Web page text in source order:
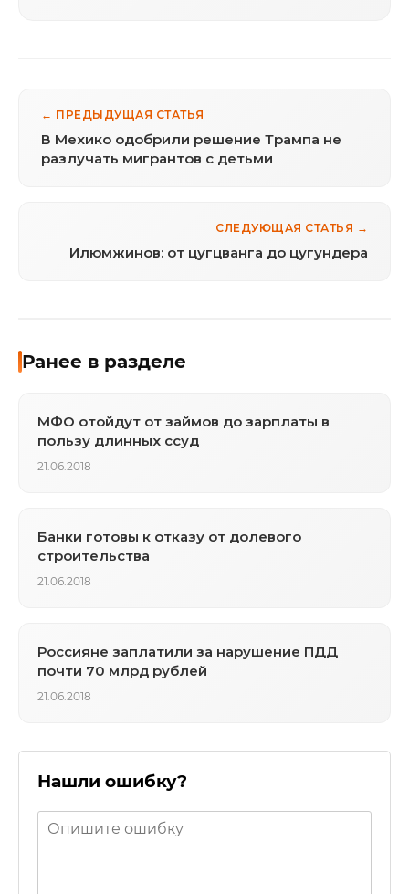
← ПРЕДЫДУЩАЯ СТАТЬЯ
В Мехико одобрили решение Трампа не
разлучать мигрантов с детьми
СЛЕДУЮЩАЯ СТАТЬЯ →
Илюмжинов: от цугцванга до цугундера
Ранее в разделе
МФО отойдут от займов до зарплаты в
пользу длинных ссуд
21.06.2018
Банки готовы к отказу от долевого
строительства
21.06.2018
Россияне заплатили за нарушение ПДД
почти 70 млрд рублей
21.06.2018
Нашли ошибку?